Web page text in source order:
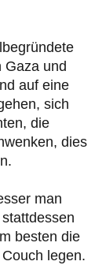
Gaza und
auf eine
sich
die
dies
man
besten die
legen.